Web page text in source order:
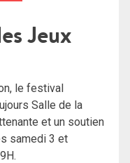
Jeux
le festival
Salle de la
et un soutien
samedi 3 et